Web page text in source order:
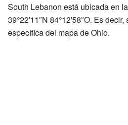
South Lebanon está ubicada en
39°22′11″N 84°12′58″O. Es
específica del mapa de Ohio.